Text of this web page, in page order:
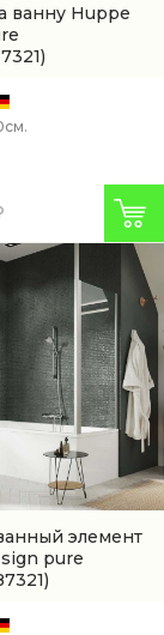
ванну Huppe
элемент
pure